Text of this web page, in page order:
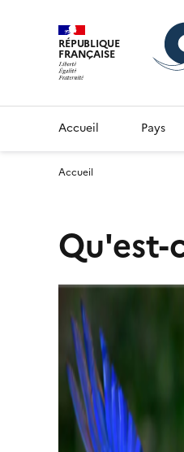
RÉPUBLIQUE
FRANÇAISE
Accueil Pays
Accueil
Qu'est-